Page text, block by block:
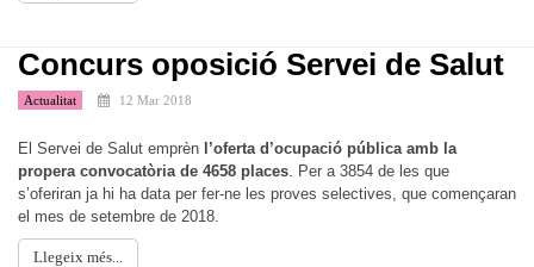
Concurs oposició Servei de Salut
Actualitat 12 Mar 2018
El Servei de Salut emprèn l’oferta d’ocupació pública amb la
propera convocatòria de 4658 places. Per a 3854 de les que
s’oferiran ja hi ha data per fer-ne les proves selectives, que començaran
el mes de setembre de 2018.
Llegeix més...